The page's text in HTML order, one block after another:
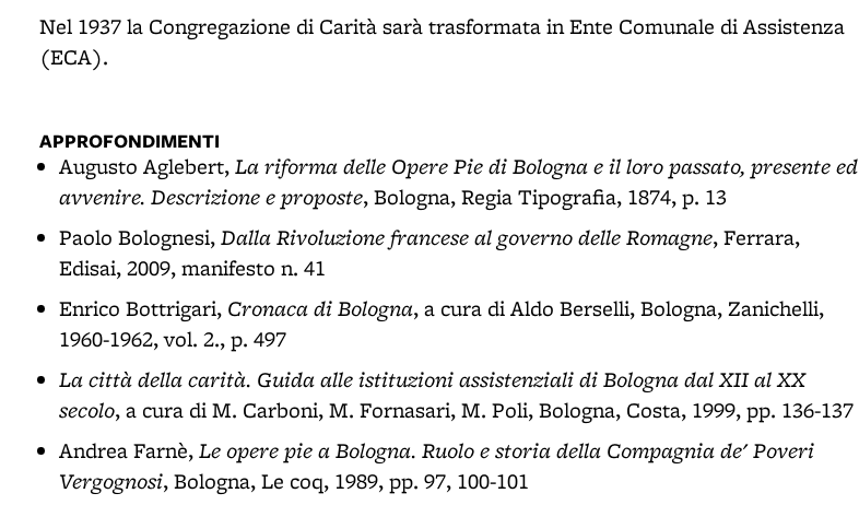
Nel 1937 la Congregazione di Carità sarà trasformata in Ente Comunale di Assistenza
(ECA).
APPROFONDIMENTI
Augusto Aglebert,La riforma delle Opere Pie di Bologna e il loro passato, presente ed
avvenire. Descrizione e proposte, Bologna, Regia Tipografia, 1874, p. 13
Paolo Bolognesi,Dalla Rivoluzione francese al governo delle Romagne, Ferrara,
Edisai, 2009, manifesto n. 41
Enrico Bottrigari, Cronaca di Bologna, a cura di Aldo Berselli, Bologna, Zanichelli,
1960-1962, vol. 2., p. 497
La città della carità. Guida alle istituzioni assistenziali di Bologna dal XII al XX
secolo, a cura di M. Carboni, M. Fornasari, M. Poli, Bologna, Costa, 1999, pp. 136-137
Andrea Farnè,Le opere pie a Bologna. Ruolo e storia della Compagnia de' Poveri
Vergognosi, Bologna, Le coq, 1989, pp. 97, 100-101